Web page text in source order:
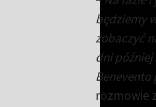
będziemy
zobaczyć
dni później
Benevento
rozmowie